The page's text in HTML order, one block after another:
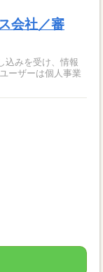
会社／審
込みを受け、情報
ーザーは個人事業